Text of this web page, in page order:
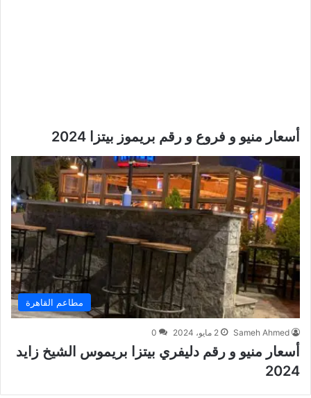
أسعار منيو و فروع و رقم بريموز بيتزا 2024
مطاعم القاهرة
Sameh Ahmed 2 مايو، 2024 0
أسعار منيو و رقم دليفري بيتزا بريموس الشيخ زايد
2024